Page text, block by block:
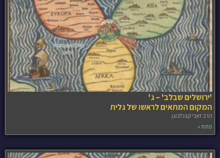
'ירושלים שבלב' – ג'
המקום המתאים לראשו של גלית
הרב זאבי קצנלבוגן
פתח »